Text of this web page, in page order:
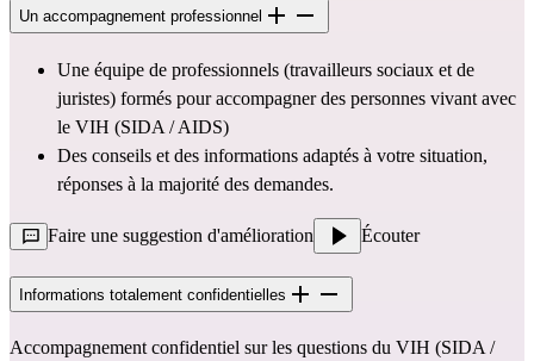
Un accompagnement professionnel
Une équipe de professionnels (travailleurs sociaux et de
juristes) formés pour accompagner des personnes vivant avec
le VIH (SIDA / AIDS)
Des conseils et des informations adaptés à votre situation,
réponses à la majorité des demandes.
Faire une suggestion d'amélioration Écouter
Informations totalement confidentielles
Accompagnement confidentiel sur les questions du VIH (SIDA /